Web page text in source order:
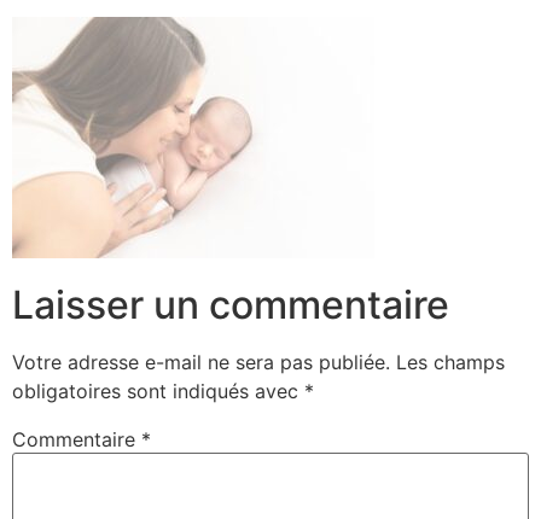
Laisser un commentaire
Votre adresse e-mail ne sera pas publiée. Les champs
obligatoires sont indiqués avec *
Commentaire *